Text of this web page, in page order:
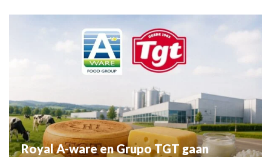
Royal A-ware en Grupo TGT gaan